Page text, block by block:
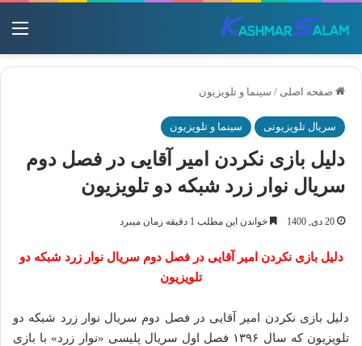
صفحه اصلی / سینما و تلویزیون
سریال تلویزیونی سینما و تلویزیون
دلیل بازی نکردن امیر آقایی در فصل دوم
سریال نوار زرد شبکه دو تلویزیون
20 دی, 1400 خواندن این مطلب 1 دقیقه زمان میبرد
دلیل بازی نکردن امیر آقایی در فصل دوم سریال نوار زرد شبکه دو
تلویزیون
دلیل بازی نکردن امیر آقایی در فصل دوم سریال نوار زرد شبکه دو
تلویزیون که سال ۱۳۹۶ فصل اول سریال پلیسی «نوار زرد» با بازی